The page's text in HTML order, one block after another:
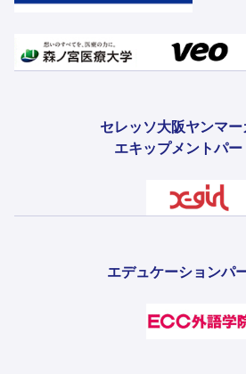
セレッソ大阪ヤンマ
エキップメントパ
エデュケーションパ